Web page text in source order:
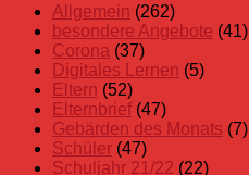
Allgemein (262)
besondere Angebote (41)
Corona (37)
Digitales Lernen (5)
Eltern (52)
Elternbrief(47)
Gebärden des Monats (7)
Schüler (47)
Schuljahr 21/22 (22)